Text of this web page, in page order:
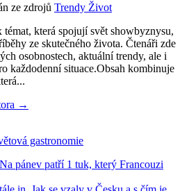
ze zdrojů Trendy Život
která spojují svět showbyznysu,
ze skutečného života. Čtenáři zde
osobnostech, aktuální trendy, ale i
každodenní situace.Obsah kombinuje
→
gastronomie
pánev patří 1 tuk, který Francouzi